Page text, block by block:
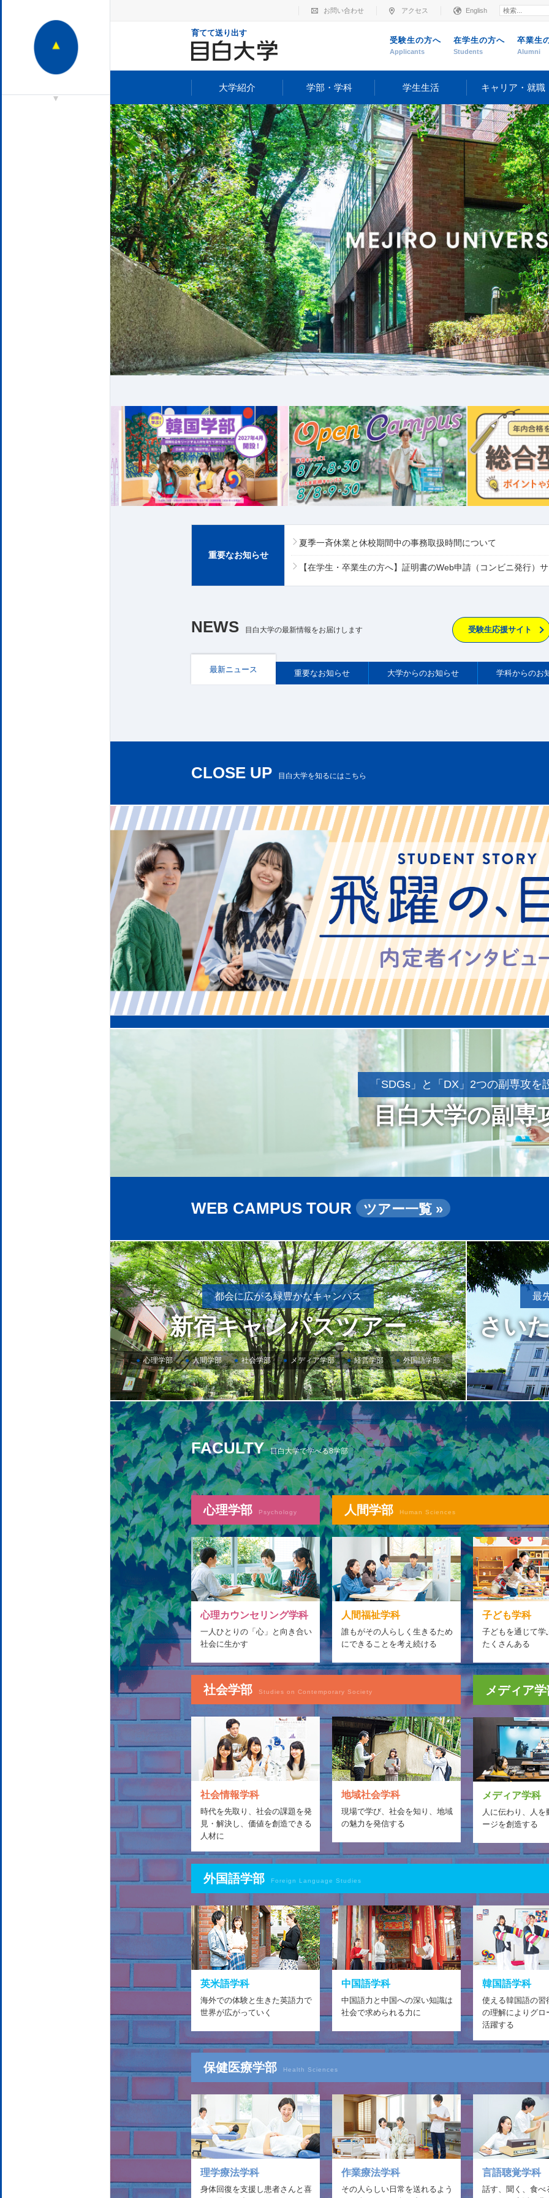
育てて送り出す
お問い合わせ アクセス English
受験生の方へ
Applicants
在学生の方へ
Students
卒業生
Alumni
大学紹介 学部・学科 学生生活 キャリア・就職
重要なお知らせ
夏季一斉休業と休校期間中の事務取扱時間について
【在学生・卒業生の方へ】証明書のWeb申請（コンビニ発行）
NEWS 目白大学の最新情報をお届けします 受験生応援サイト
最新ニュース 重要なお知らせ 大学からのお知らせ 学科からのお
CLOSE UP 目白大学を知るにはこちら
「SDGs」と「DX」2つの副専攻を
目白大学の副専
WEB CAMPUS TOUR ツアー一覧 »
都会に広がる緑豊かなキャンパス
新宿キャンパスツアー
心理学部 人間学部 社会学部 メディア学部 経営学部 外国語学部
最
さい
FACULTY 目白大学で学べる8学部
心理学部 Psychology
心理カウンセリング学科
一人ひとりの「心」と向き合い
社会に生かす
人間学部 Human Sciences
人間福祉学科
誰もがその人らしく生きるため
にできることを考え続ける
子ども学科
子どもを通じて学
たくさんある
社会学部 Studies on Contemporary Society
社会情報学科
時代を先取り、社会の課題を発
見・解決し、価値を創造できる
人材に
地域社会学科
現場で学び、社会を知り、地域
の魅力を発信する
メディア
メディア学科
人に伝わり、人を
ージを創造する
外国語学部 Foreign Language Studies
英米語学科
海外での体験と生きた英語力で
世界が広がっていく
中国語学科
中国語力と中国への深い知識は
社会で求められる力に
韓国語学科
使える韓国語の習
の理解によりグロ
活躍する
保健医療学部 Health Sciences
理学療法学科
身体回復を支援し患者さんと喜
作業療法学科
その人らしい日常を送れるよう
言語聴覚学科
話す、聞く、食べ